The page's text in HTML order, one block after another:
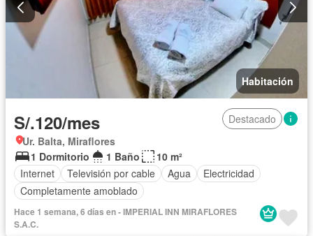
Habitación
S/.120/mes
Destacado
Ur. Balta, Miraflores
1 Dormitorio
1 Baño
10 m²
Internet
Televisión por cable Agua
Electricidad
Completamente amoblado
Hace 1 semana, 6 días en - IMPERIAL INN MIRAFLORES
S.A.C.